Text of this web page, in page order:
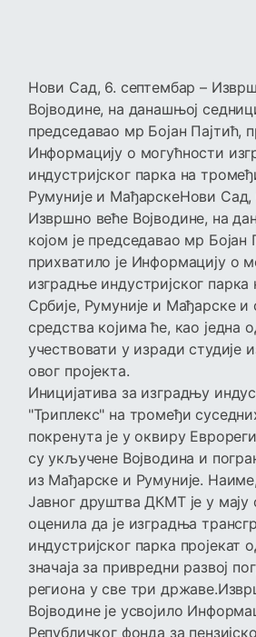
Нови Сад, 6. септембар –
Војводине, на данашњој
председавао мр Бојан Пајтић,
Информацију о могућности
индустријског парка на
Румуније и МађарскеНови Сад,
Извршно веће Војводине, на
којом је председавао мр Бојан
прихватило је Информацију о
изградње индустријског
Србије, Румуније и Мађарске и
средства којима ће, као једна
учествовати у изради студије
овог пројекта.
Иницијатива за изградњу
"Триплекс" на тромеђи
покренута је у оквиру
су укључене Војводина и
из Мађарске и Румуније.
Јавног друштва ДКМТ је у мају
оценила да је изградња
индустријског парка пројекат
значаја за привредни развој
региона у све три
Војводине је усвојило
Републичког фонда за